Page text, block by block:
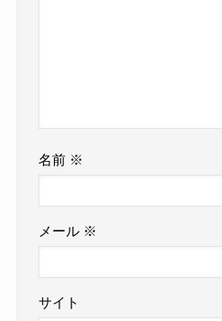
名前 ※
メール ※
サイト